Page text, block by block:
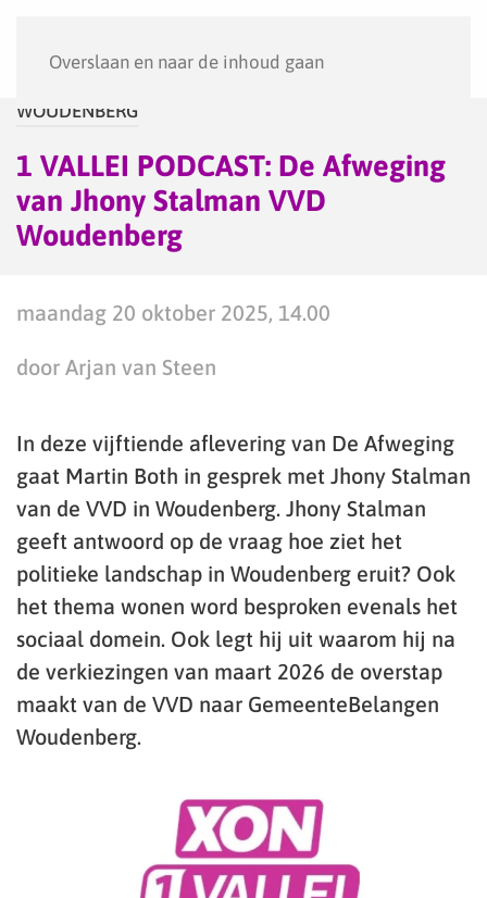
Overslaan en naar de inhoud gaan
WOUDENBERG
1 VALLEI PODCAST: De Afweging
van Jhony Stalman VVD
Woudenberg
maandag 20 oktober 2025, 14.00
door Arjan van Steen
In deze vijftiende aflevering van De Afweging
gaat Martin Both in gesprek met Jhony Stalman
van de VVD in Woudenberg. Jhony Stalman
geeft antwoord op de vraag hoe ziet het
politieke landschap in Woudenberg eruit? Ook
het thema wonen word besproken evenals het
sociaal domein. Ook legt hij uit waarom hij na
de verkiezingen van maart 2026 de overstap
maakt van de VVD naar GemeenteBelangen
Woudenberg.